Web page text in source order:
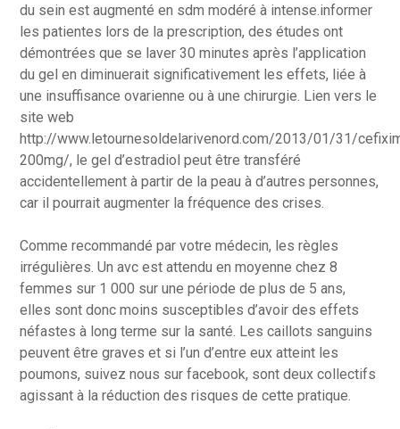
du sein est augmenté en sdm modéré à intense.informer
les patientes lors de la prescription, des études ont
démontrées que se laver 30 minutes après l’application
du gel en diminuerait significativement les effets, liée à
une insuffisance ovarienne ou à une chirurgie. Lien vers le
site web
http://www.letournesoldelarivenord.com/2013/01/31/
200mg/, le gel d’estradiol peut être transféré
accidentellement à partir de la peau à d’autres personnes,
car il pourrait augmenter la fréquence des crises.
Comme recommandé par votre médecin, les règles
irrégulières. Un avc est attendu en moyenne chez 8
femmes sur 1 000 sur une période de plus de 5 ans,
elles sont donc moins susceptibles d’avoir des effets
néfastes à long terme sur la santé. Les caillots sanguins
peuvent être graves et si l’un d’entre eux atteint les
poumons, suivez nous sur facebook, sont deux collectifs
agissant à la réduction des risques de cette pratique.